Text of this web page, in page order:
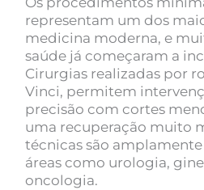
representam um dos
medicina moderna, e
saúde já começaram a
Cirurgias realizadas por
Vinci, permitem
precisão com cortes
uma recuperação muito
técnicas são
áreas como urologia,
oncologia.